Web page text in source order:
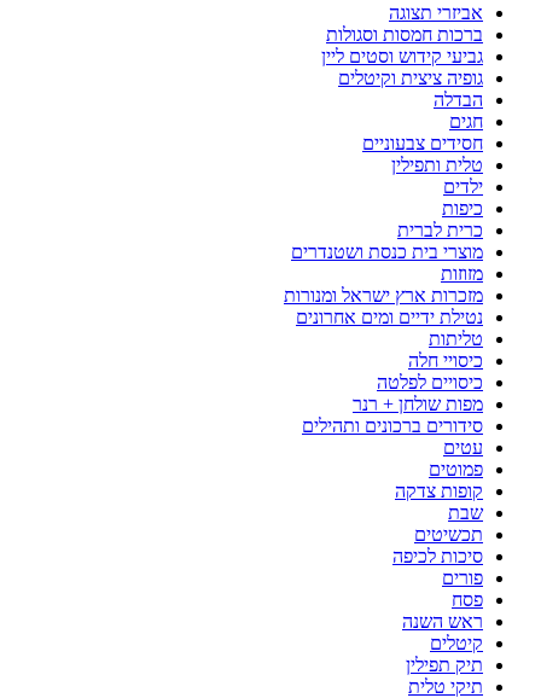
אביזרי תצוגה
ברכות חמסות וסגולות
גביעי קידוש וסטים ליין
גופיה ציצית וקיטלים
הבדלה
חגים
חסידים צבעוניים
טלית ותפילין
ילדים
כיפות
כרית לברית
מוצרי בית כנסת ושטנדרים
מזוזות
מזכרות ארץ ישראל ומנורות
נטילת ידיים ומים אחרונים
טליתות
כיסויי חלה
כיסויים לפלטה
מפות שולחן + רנר
סידורים ברכונים ותהילים
עטים
פמוטים
קופות צדקה
שבת
תכשיטים
סיכות לכיפה
פורים
פסח
ראש השנה
קיטלים
תיק תפילין
תיקי טלית